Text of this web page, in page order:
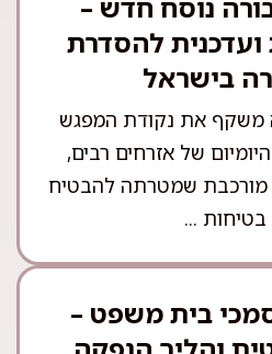
נוסח חדש –
להסדרת
בישראל
משקף את נקודת המפגש
של אזרחים רבים,
מורכבת שמטרתה להבטיח
בטיחות ...
בית משפט –